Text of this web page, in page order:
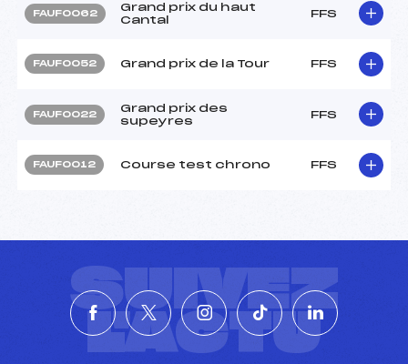
FAUF0062
Grand prix du haut
Cantal
FFS
FAUF0052 Grand prix de la Tour FFS
FAUF0022
Grand prix des
supeyres
FFS
FAUF0012 Course test chrono FFS
SUIVEZ
L'ACTU